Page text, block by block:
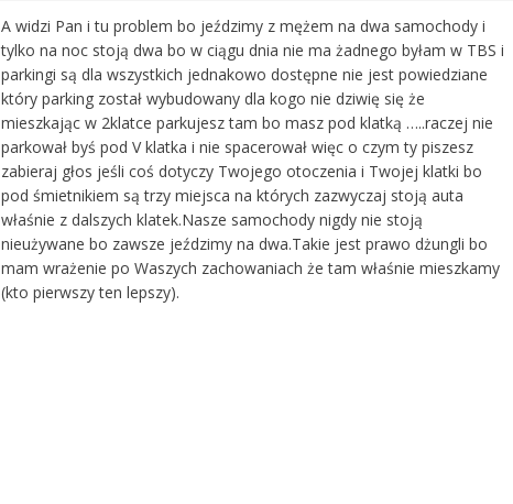
A widzi Pan i tu problem bo jeździmy z mężem na dwa samochody i
tylko na noc stoją dwa bo w ciągu dnia nie ma żadnego byłam w TBS i
parkingi są dla wszystkich jednakowo dostępne nie jest powiedziane
który parking został wybudowany dla kogo nie dziwię się że
mieszkając w 2klatce parkujesz tam bo masz pod klatką …..raczej nie
parkował byś pod V klatka i nie spacerował więc o czym ty piszesz
zabieraj głos jeśli coś dotyczy Twojego otoczenia i Twojej klatki bo
pod śmietnikiem są trzy miejsca na których zazwyczaj stoją auta
właśnie z dalszych klatek.Nasze samochody nigdy nie stoją
nieużywane bo zawsze jeździmy na dwa.Takie jest prawo dżungli bo
mam wrażenie po Waszych zachowaniach że tam właśnie mieszkamy
(kto pierwszy ten lepszy).